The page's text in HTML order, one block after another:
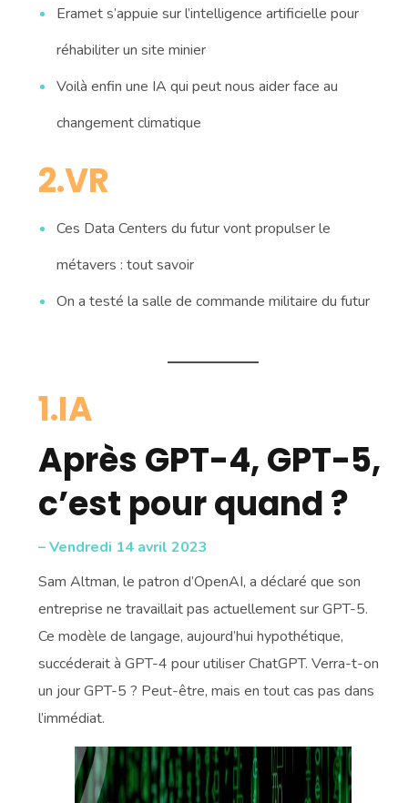
Eramet s’appuie sur l’intelligence artificielle pour
réhabiliter un site minier
Voilà enfin une IA qui peut nous aider face au
changement climatique
2.VR
Ces Data Centers du futur vont propulser le
métavers : tout savoir
On a testé la salle de commande militaire du futur
1.IA
Après GPT-4, GPT-5,
c’est pour quand ?
– Vendredi 14 avril 2023
Sam Altman, le patron d’OpenAI, a déclaré que son
entreprise ne travaillait pas actuellement sur GPT-5.
Ce modèle de langage, aujourd’hui hypothétique,
succéderait à GPT-4 pour utiliser ChatGPT. Verra-t-on
un jour GPT-5 ? Peut-être, mais en tout cas pas dans
l’immédiat.